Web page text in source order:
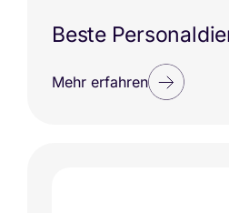
Beste
Mehr erfahren